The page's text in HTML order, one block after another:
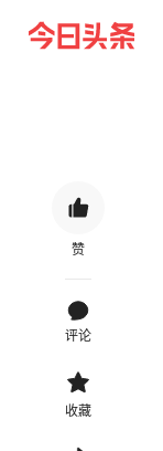
赞
评论
收藏